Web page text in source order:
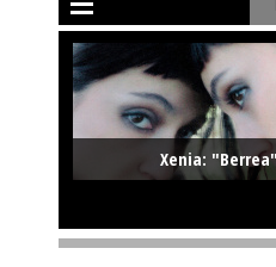
Xenia: "Berrea"